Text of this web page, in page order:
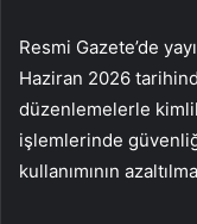
Resmi Gazete’de
Haziran 2026
düzenlemelerle
işlemlerinde
kullanımının